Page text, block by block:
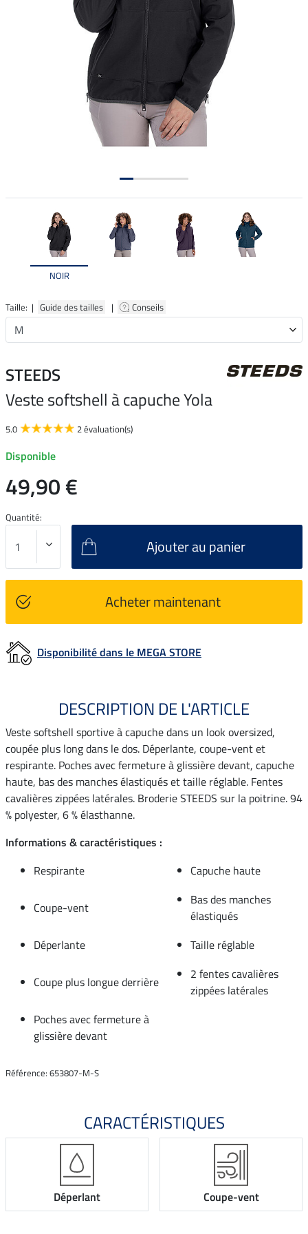
NOIR
Taille: | Guide des tailles | Conseils
STEEDS
Veste softshell à capuche Yola
5.0 2 évaluation(s)
Disponible
49,90 €
Quantité:
Ajouter au panier
Acheter maintenant
Disponibilité dans le MEGA STORE
DESCRIPTION DE L'ARTICLE
Veste softshell sportive à capuche dans un look oversized,
coupée plus long dans le dos. Déperlante, coupe-vent et
respirante. Poches avec fermeture à glissière devant, capuche
haute, bas des manches élastiqués et taille réglable. Fentes
cavalières zippées latérales. Broderie STEEDS sur la poitrine. 94
% polyester, 6 % élasthanne.
Informations & caractéristiques :
Respirante
Capuche haute
Coupe-vent
Bas des manches
élastiqués
Déperlante
Taille réglable
Coupe plus longue derrière
2 fentes cavalières
zippées latérales
Poches avec fermeture à
glissière devant
Référence: 653807-M-S
CARACTÉRISTIQUES
Déperlant Coupe-vent